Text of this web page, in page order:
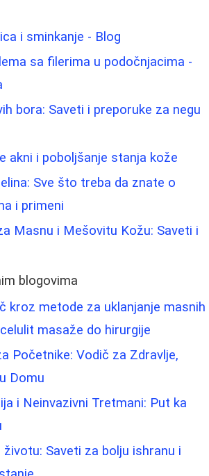
i sminkanje - Blog
sa filerima u podočnjacima -
bora: Saveti i preporuke za negu
akni i poboljšanje stanja kože
Sve što treba da znate o
i primeni
Masnu i Mešovitu Kožu: Saveti i
blogovima
kroz metode za uklanjanje masnih
masaže do hirurgije
Početnike: Vodič za Zdravlje,
Domu
i Neinvazivni Tretmani: Put ka
Saveti za bolju ishranu i